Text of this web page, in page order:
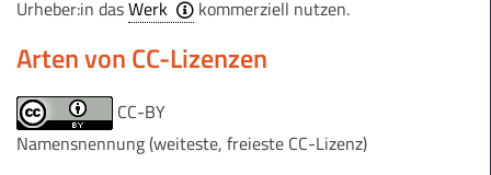
Urheber:in dasWerk kommerziell nutzen.
Arten von CC-Lizenzen
CC-BY
Namensnennung (weiteste, freieste CC-Lizenz)